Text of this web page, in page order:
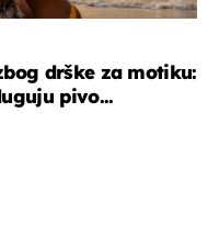
drške za motiku:
pivo...